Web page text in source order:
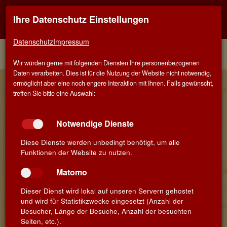
Florencia Stoppini & Vianney
Castan - Joseph Castan
Vianney Castan gehört für uns aktuell zu den beeindruckensten
Winzerpersönlichkeiten Südfrankreichs. Er ist nicht nur ein
Ihre Datenschutz Einstellungen
DatenschutzImpressum
Wir würden gerne mit folgenden Diensten Ihre personenbezogenen
Daten verarbeiten. Dies ist für die Nutzung der Website nicht notwendig,
ermöglicht aber eine noch engere Interaktion mit Ihnen. Falls gewünscht,
treffen Sie bitte eine Auswahl:
Notwendige Dienste
Diese Dienste werden unbedingt benötigt, um alle
Funktionen der Website zu nutzen.
Matomo
Dieser Dienst wird lokal auf unseren Servern gehostet
und wird für Statistikzwecke eingesetzt (Anzahl der
Besucher, Länge der Besuche, Anzahl der besuchten
Seiten, etc.).